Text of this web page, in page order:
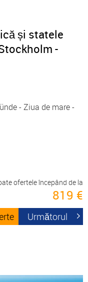
și statele
-
- Ziua de mare -
ofertele începând de la
819 €
Următorul